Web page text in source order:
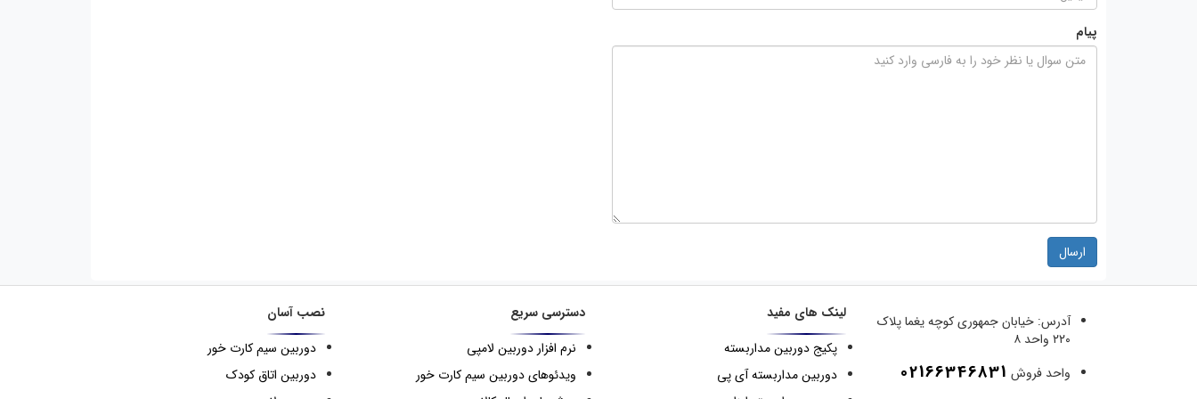
پیام
ارسال
آدرس: خیابان جمهوری کوچه یغما پلاک
۲۲۰ واحد ۸
واحد فروش 02166346831
لینک های مفید
پکیج دوربین مداربسته
دوربین مداربسته آی پی
دسترسی سریع
نرم افزار دوربین لامپی
ویدئوهای دوربین سیم کارت خور
نصب آسان
دوربین سیم کارت خور
دوربین اتاق کودک